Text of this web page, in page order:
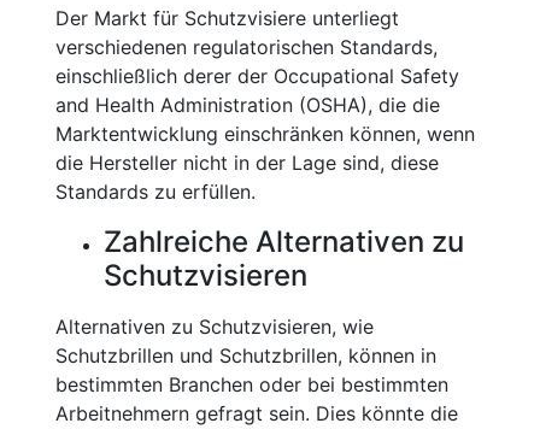
Der Markt für Schutzvisiere unterliegt
verschiedenen regulatorischen Standards,
einschließlich derer der Occupational Safety
and Health Administration (OSHA), die die
Marktentwicklung einschränken können, wenn
die Hersteller nicht in der Lage sind, diese
Standards zu erfüllen.
Zahlreiche Alternativen zu
Schutzvisieren
Alternativen zu Schutzvisieren, wie
Schutzbrillen und Schutzbrillen, können in
bestimmten Branchen oder bei bestimmten
Arbeitnehmern gefragt sein. Dies könnte die